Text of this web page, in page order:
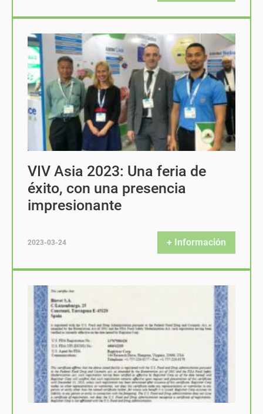
VIV Asia 2023: Una feria de
éxito, con una presencia
impresionante
2023-03-24 + Información